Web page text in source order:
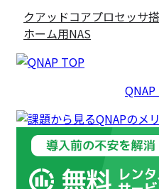
クアッドコアプロセッサ
ホーム用NAS